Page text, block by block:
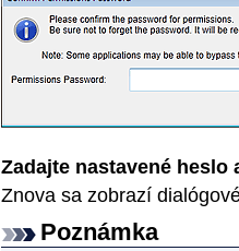
Zadajte nastavené
Znova sa zobrazí
Poznámka